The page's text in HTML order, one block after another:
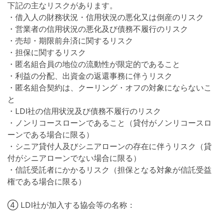
下記の主なリスクがあります。
・借入人の財務状況・信用状況の悪化又は倒産のリスク
・営業者の信用状況の悪化及び債務不履行のリスク
・売却・期限前弁済に関するリスク
・担保に関するリスク
・匿名組合員の地位の流動性が限定的であること
・利益の分配、出資金の返還事務に伴うリスク
・匿名組合契約は、クーリング・オフの対象にならないこ
と
・LDI社の信用状況及び債務不履行のリスク
・ノンリコースローンであること（貸付がノンリコースロ
ーンである場合に限る）
・シニア貸付人及びシニアローンの存在に伴うリスク（貸
付がシニアローンでない場合に限る）
・信託受託者にかかるリスク（担保となる対象が信託受益
権である場合に限る）
④ LDI社が加入する協会等の名称：